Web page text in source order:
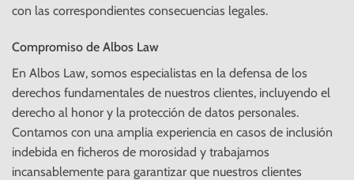
con las correspondientes consecuencias legales.
Compromiso de Albos Law
En Albos Law, somos especialistas en la defensa de los
derechos fundamentales de nuestros clientes, incluyendo el
derecho al honor y la protección de datos personales.
Contamos con una amplia experiencia en casos de inclusión
indebida en ficheros de morosidad y trabajamos
incansablemente para garantizar que nuestros clientes